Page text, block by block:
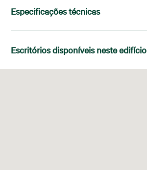
Especificações técnicas
Escritórios disponíveis neste edifício